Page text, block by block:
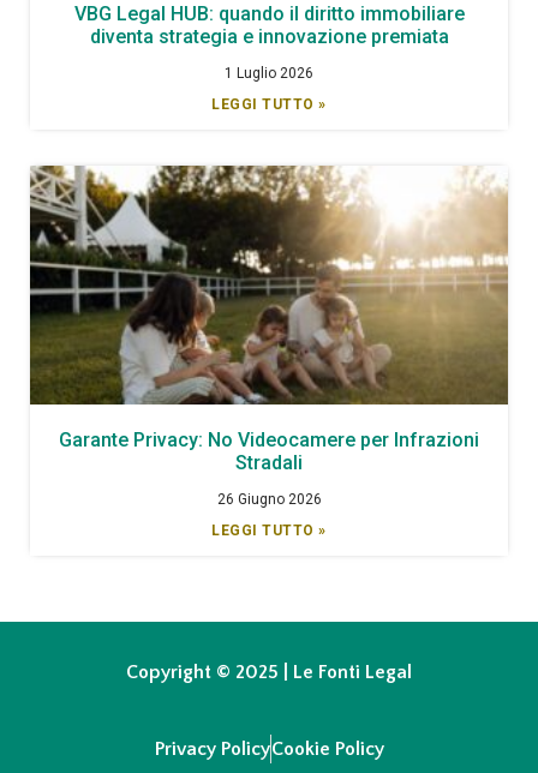
VBG Legal HUB: quando il diritto immobiliare
diventa strategia e innovazione premiata
1 Luglio 2026
LEGGI TUTTO »
Garante Privacy: No Videocamere per Infrazioni
Stradali
26 Giugno 2026
LEGGI TUTTO »
Copyright © 2025 | Le Fonti Legal
Privacy PolicyCookie Policy